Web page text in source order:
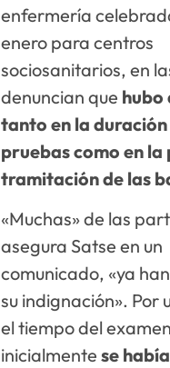
enfermería
enero para centros
sociosanitarios, en
denuncian que hubo
tanto en la duración
pruebas como en la
tramitación de las
«Muchas» de las
asegura Satse en un
comunicado, «ya
su indignación». Por
el tiempo del
inicialmente se